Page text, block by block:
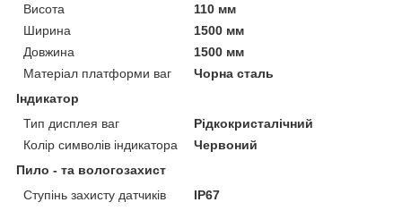
Висота
110 мм
Ширина
1500 мм
Довжина
1500 мм
Матеріал платформи ваг
Чорна сталь
Індикатор
Тип дисплея ваг
Рідкокристалічний
Колір символів індикатора
Червоний
Пило - та вологозахист
Ступінь захисту датчиків
IP67